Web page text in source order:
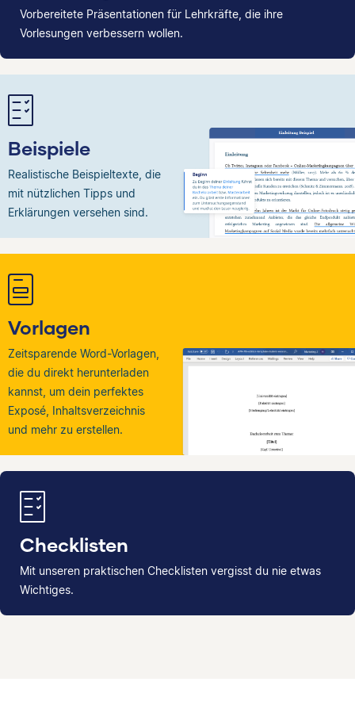
Vorbereitete Präsentationen für Lehrkräfte, die ihre
Vorlesungen verbessern wollen.
Beispiele
Realistische Beispieltexte, die
mit nützlichen Tipps und
Erklärungen versehen sind.
Vorlagen
Zeitsparende Word-Vorlagen,
die du direkt herunterladen
kannst, um dein perfektes
Exposé, Inhaltsverzeichnis
und mehr zu erstellen.
Checklisten
Mit unseren praktischen Checklisten vergisst du nie etwas
Wichtiges.